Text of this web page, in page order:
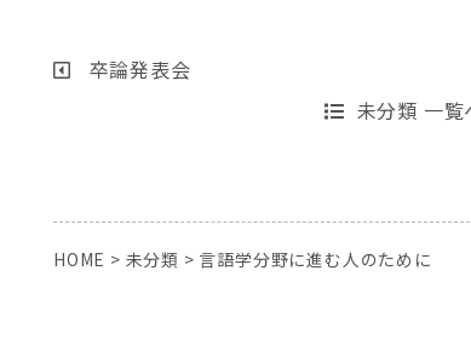
卒論発表会
未分類 一覧
HOME > 未分類 > 言語学分野に進む人のために